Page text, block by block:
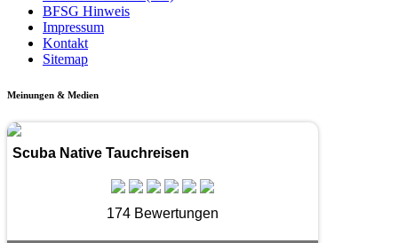
BFSG Hinweis
Impressum
Kontakt
Sitemap
Meinungen & Medien
Scuba Native Tauchreisen
174 Bewertungen